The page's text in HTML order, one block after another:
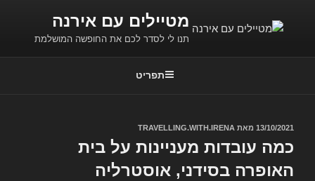
מטיילים עם אירנה
תנו לי לסדר לכם את החופשה המושלמת
תפריט
פורסם
13/10/2021 מאת TRAVELLING.WITH.IRENA
כמה עובדות מעניינות על בית
האופרה בסידני, אוסטרליה